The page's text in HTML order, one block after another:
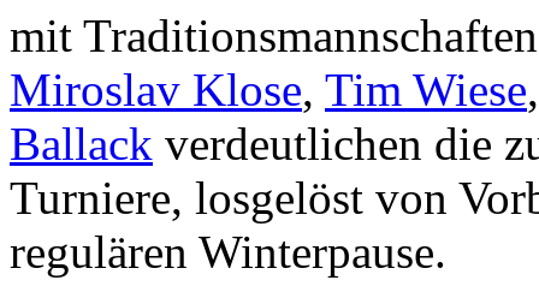
mit
Miroslav Klose, Tim Wiese
Ballack verdeutlichen die
Turniere, losgelöst von
regulären Winterpause.